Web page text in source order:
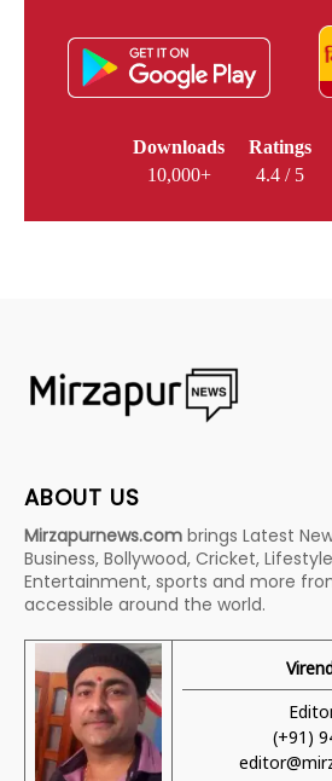
Downloads
10,000+
Ratings
4.4 / 5
ABOUT US
Mirzapurnews.com brings Latest
Business, Bollywood, Cricket,
Entertainment, sports and more
accessible around the world.
(+91)